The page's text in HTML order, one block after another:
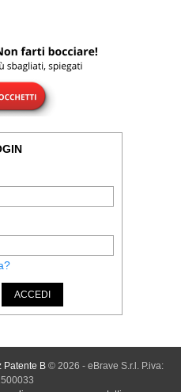
ACCEDI
Patente B© 2026 - eBrave S.r.l. P.iva: